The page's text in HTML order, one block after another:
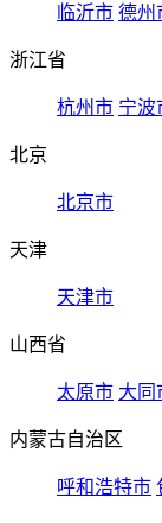
临沂市 德州
浙江省
杭州市 宁波
北京
北京市
天津
天津市
山西省
太原市 大同
内蒙古自治区
呼和浩特市